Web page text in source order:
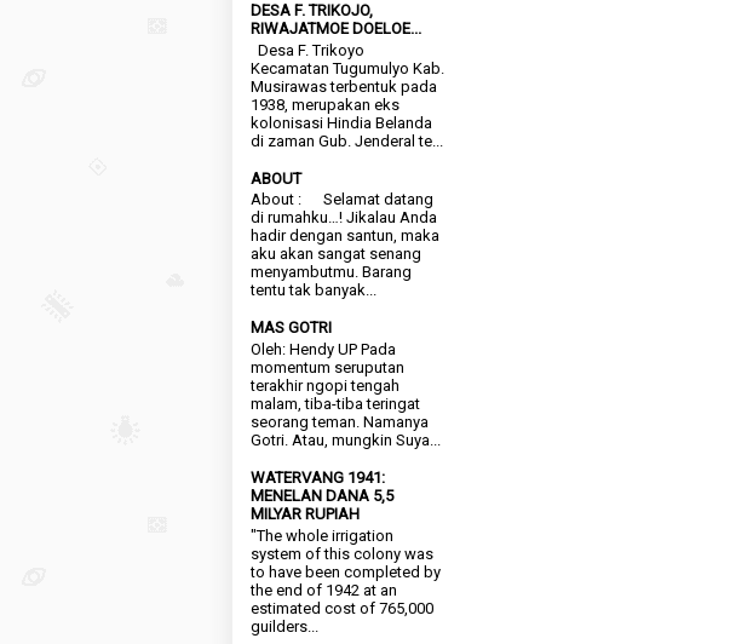
DESA F. TRIKOJO,
RIWAJATMOE DOELOE...
Desa F. Trikoyo
Kecamatan Tugumulyo Kab.
Musirawas terbentuk pada
1938, merupakan eks
kolonisasi Hindia Belanda
di zaman Gub. Jenderal te...
ABOUT
About : Selamat datang
di rumahku…! Jikalau Anda
hadir dengan santun, maka
aku akan sangat senang
menyambutmu. Barang
tentu tak banyak...
MAS GOTRI
Oleh: Hendy UP Pada
momentum seruputan
terakhir ngopi tengah
malam, tiba-tiba teringat
seorang teman. Namanya
Gotri. Atau, mungkin Suya...
WATERVANG 1941:
MENELAN DANA 5,5
MILYAR RUPIAH
"The whole irrigation
system of this colony was
to have been completed by
the end of 1942 at an
estimated cost of 765,000
guilders...